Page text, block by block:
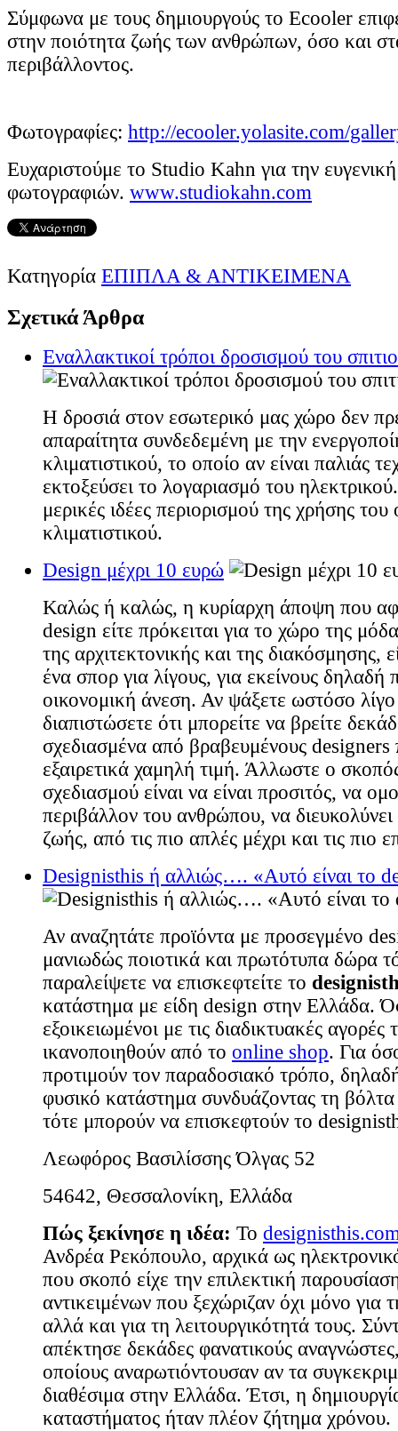
Σύμφωνα με τους δημιουργούς το Ecooler
στην ποιότητα ζωής των ανθρώπων, όσο και
περιβάλλοντος.
Φωτογραφίες: http://ecooler.yolasite.com/
Ευχαριστούμε το Studio Kahn για την
φωτογραφιών. www.studiokahn.com
Κατηγορία ΕΠΙΠΛΑ & ΑΝΤΙΚΕΙΜΕΝΑ
Σχετικά Άρθρα
Εναλλακτικοί τρόποι δροσισμού του
Η δροσιά στον εσωτερικό μας χώρο δεν
απαραίτητα συνδεδεμένη με την
κλιματιστικού, το οποίο αν είναι παλιάς
εκτοξεύσει το λογαριασμό του
μερικές ιδέες περιορισμού της χρήσης του
κλιματιστικού.
Design μέχρι 10 ευρώ
Καλώς ή καλώς, η κυρίαρχη άποψη που
design είτε πρόκειται για το χώρο της
της αρχιτεκτονικής και της διακόσμησης,
ένα σπορ για λίγους, για εκείνους δηλαδή
οικονομική άνεση. Αν ψάξετε ωστόσο
διαπιστώσετε ότι μπορείτε να βρείτε
σχεδιασμένα από βραβευμένους designers
εξαιρετικά χαμηλή τιμή. Άλλωστε ο
σχεδιασμού είναι να είναι προσιτός, να
περιβάλλον του ανθρώπου, να διευκολύνει
ζωής, από τις πιο απλές μέχρι και τις πιο
Designisthis ή αλλιώς…. «Αυτό είναι το
Αν αναζητάτε προϊόντα με προσεγμένο
μανιωδώς ποιοτικά και πρωτότυπα δώρα
παραλείψετε να επισκεφτείτε το
κατάστημα με είδη design στην Ελλάδα.
εξοικειωμένοι με τις διαδικτυακές αγορές
ικανοποιηθούν από το online shop. Για
προτιμούν τον παραδοσιακό τρόπο,
φυσικό κατάστημα συνδυάζοντας τη βόλτα
τότε μπορούν να επισκεφτούν το
Λεωφόρος Βασιλίσσης Όλγας 52
54642, Θεσσαλονίκη, Ελλάδα
Πώς ξεκίνησε η ιδέα: Το
Ανδρέα Ρεκόπουλο, αρχικά ως
που σκοπό είχε την επιλεκτική
αντικειμένων που ξεχώριζαν όχι μόνο για
αλλά και για τη λειτουργικότητά τους.
απέκτησε δεκάδες φανατικούς
οποίους αναρωτιόντουσαν αν τα
διαθέσιμα στην Ελλάδα. Έτσι, η
καταστήματος ήταν πλέον ζήτημα χρόνου.